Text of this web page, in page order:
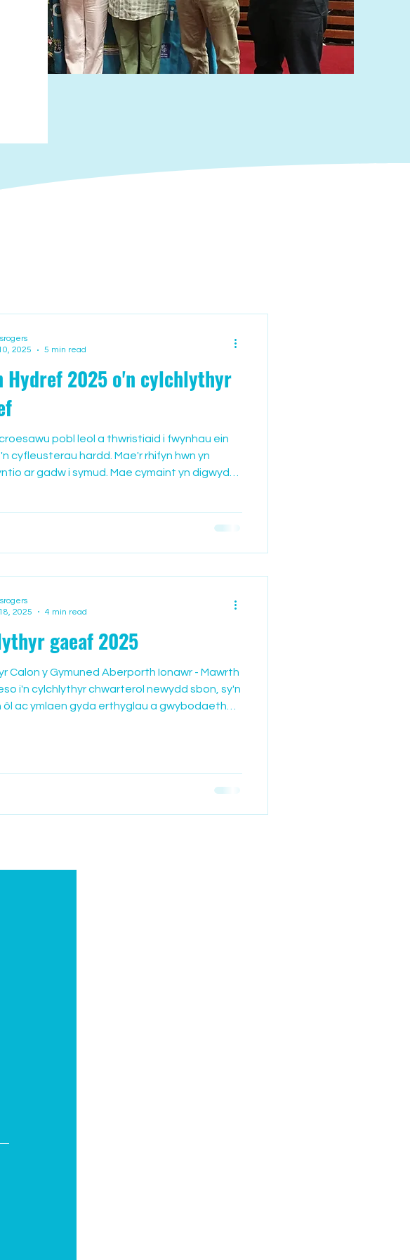
Hydref 2025 o'n cylchlythyr
pobl leol a thwristiaid i fwynhau ein
cyfleusterau hardd. Mae'r rhifyn hwn yn
ar gadw i symud. Mae cymaint yn digwydd
rheolaidd sy'n gymdeithasol ac yn hwyl.
o amgylch y pentref ac yn y neuaddau.
Wythnosol Rheolaidd: Ioga-hawdd
2025
5 min read
gaeaf 2025
Calon y Gymuned Aberporth Ionawr - Mawrth
i'n cylchlythyr chwarterol newydd sbon, sy'n
ôl ac ymlaen gyda erthyglau a gwybodaeth
yn ein cymuned lleol, cysylltwch â ni. Mae
hefyd i ymddiriedolwyr newydd i ymuno â
2025
4 min read